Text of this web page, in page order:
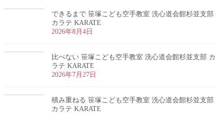
できるまで 笹塚こども空手教室 洗心道会館杉並支部
カラテ KARATE
2026年8月4日
比べない 笹塚こども空手教室 洗心道会館杉並支部 カ
ラテ KARATE
2026年7月27日
積み重ねる 笹塚こども空手教室 洗心道会館杉並支部
カラテ KARATE